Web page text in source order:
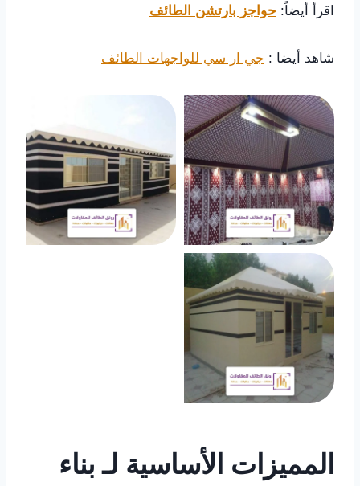
اقرأ أيضاً: حواجز بارتشن الطائف
شاهد أيضا : جي ار سي للواجهات الطائف
المميزات الأساسية لـ بناء